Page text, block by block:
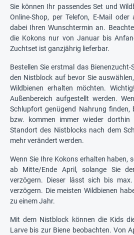
Sie können Ihr passendes Set und
Online-Shop, per Telefon, E-Mail
dabei Ihren Wunschtermin an.
die Kokons nur von Januar bis
Zuchtset ist ganzjährig lieferbar.
Bestellen Sie erstmal das Bienenzucht-
den Nistblock auf bevor Sie
Wildbienen erhalten möchten.
Außenbereich aufgestellt werden.
Schlupfort genügend Nahrung finden,
bzw. kommen immer wieder
Standort des Nistblocks nach dem
mehr verändert werden.
Wenn Sie Ihre Kokons erhalten haben,
ab Mitte/Ende April, solange Sie
verzögern. Dieser lässt sich bis
verzögern. Die meisten Wildbienen
zu einem Jahr.
Mit dem Nistblock können die Kids
Larve bis zur Biene beobachten. Von